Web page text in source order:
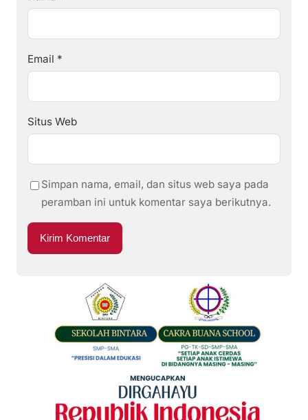
Email *
Situs Web
Simpan nama, email, dan situs web saya pada
peramban ini untuk komentar saya berikutnya.